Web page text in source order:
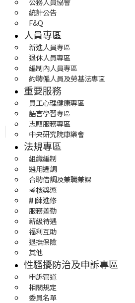
統計公告
F&Q
人員專區
新進人員專區
退休人員專區
編制內人員專區
約聘僱人員及勞基法專區
重要服務
員工心理健康專區
語言學習專區
志願服務專區
中央研究院康樂會
法規專區
組織編制
遴用遷調
合聘借調及兼職兼課
考核獎懲
訓練進修
服務差勤
薪級待遇
福利互助
退撫保險
其他
性騷擾防治及申訴專區
申訴管道
相關規定
委員名單